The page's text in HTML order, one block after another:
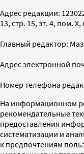
Адрес редакции:
13, стр. 15, эт. 4, пом. X,
Главный редактор:
Адрес электронной
Номер телефона
На информационном
рекомендательные
предоставления
систематизации и
к предпочтениям